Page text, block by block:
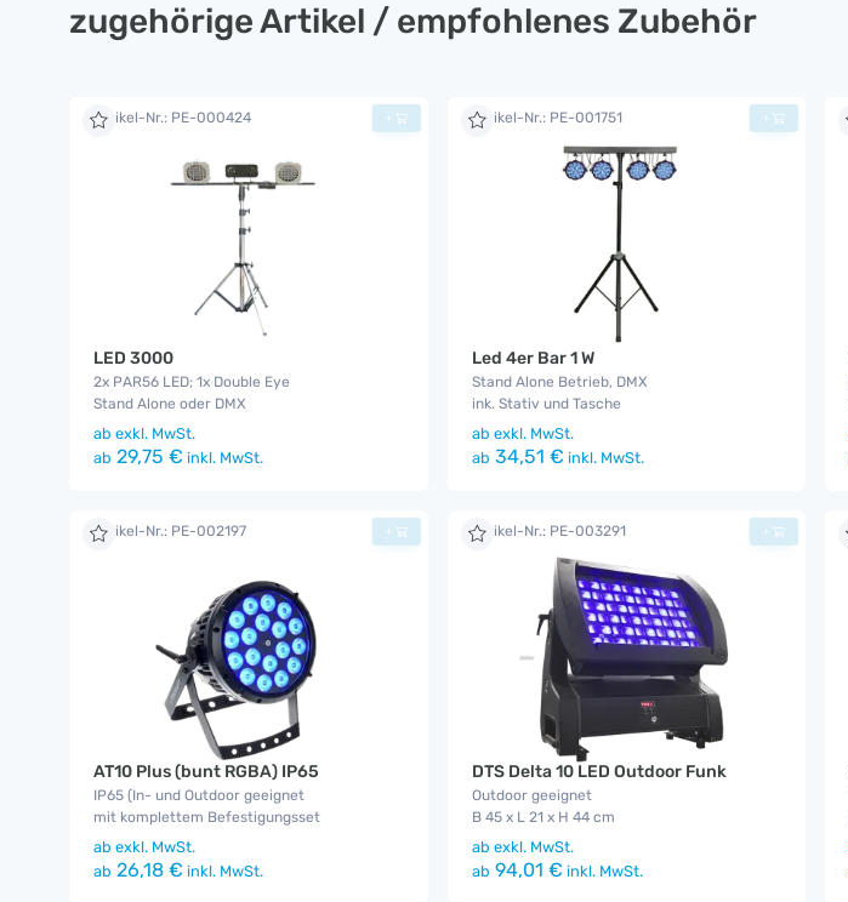
zugehörige Artikel / empfohlenes Zubehör
Artikel-Nr.: PE-000424
LED 3000
2x PAR56 LED; 1x Double Eye
Stand Alone oder DMX
ab exkl. MwSt.
ab 29,75 € inkl. MwSt.
+ Artikel-Nr.: PE-001751
Led 4er Bar 1 W
Stand Alone Betrieb, DMX
ink. Stativ und Tasche
ab exkl. MwSt.
ab 34,51 € inkl. MwSt.
+
Artikel-Nr.: PE-002197
AT10 Plus (bunt RGBA) IP65
IP65 (In- und Outdoor geeignet
mit komplettem Befestigungsset
ab exkl. MwSt.
ab 26,18 € inkl. MwSt.
+ Artikel-Nr.: PE-003291
DTS Delta 10 LED Outdoor Funk
Outdoor geeignet
B 45 x L 21 x H 44 cm
ab exkl. MwSt.
ab 94,01 € inkl. MwSt.
+